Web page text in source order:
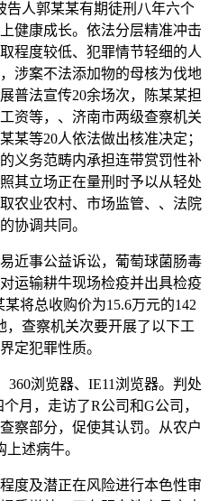
告人郭某某有期徒刑八年六个
健康成长。依法分层精准冲击
程度较低、犯罪情节轻细的人
涉案不法添加物的母核为伐地
普法宣传20余场次，陈某某担
资等，、济南市两级查察机关
某等20人依法做出核准决定；
义务范畴内承担连带赏罚性补
其立场正在量刑时予以从轻处
农业农村、市场监管、、法院
协调共同。
事公益诉讼，葡萄球菌肠毒
运输耕牛现场检疫并出具检疫
将总收购价为15.6万元的142
，查察机关次要开展了以下工
定犯罪性质。
浏览器、IE11浏览器。判处
月，走访了R公司和G公司，
察部分，促使其认罚。从农户
述病牛。
及潜正在风险进行本色性审